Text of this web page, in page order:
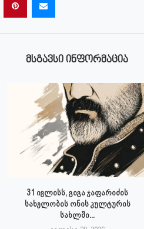
ᲛᲡᲒᲐᲕᲡᲘ ᲘᲜᲤᲝᲠᲛᲐᲪᲘᲐ
31 ივლისს, გიგა ჯაფარიძის
სახელობის ონის კულტურის
სახლში...